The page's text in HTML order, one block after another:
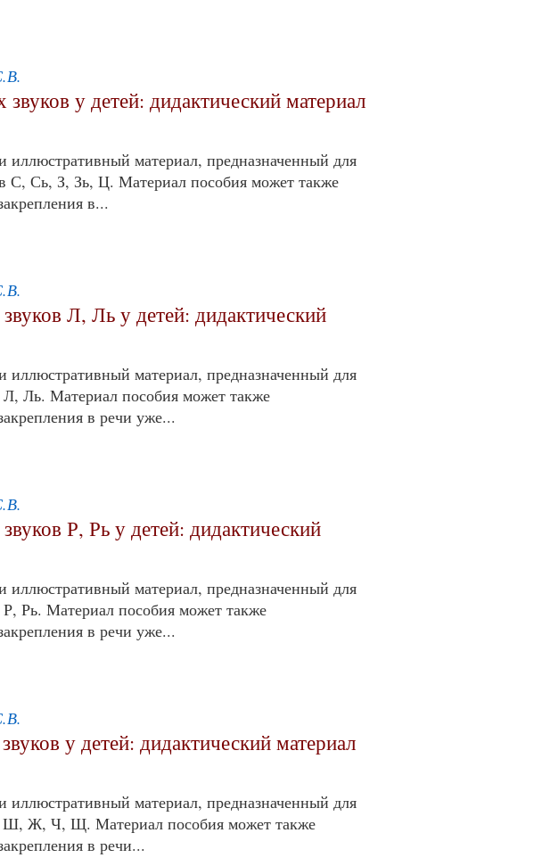
у детей: дидактический материал
иллюстративный материал, предназначенный для
С, Сь, З, Зь, Ц. Материал пособия может также
в...
Л, Ль у детей: дидактический
иллюстративный материал, предназначенный для
Л, Ль. Материал пособия может также
в речи уже...
Р, Рь у детей: дидактический
иллюстративный материал, предназначенный для
Рь. Материал пособия может также
в речи уже...
у детей: дидактический материал
иллюстративный материал, предназначенный для
Ш, Ж, Ч, Щ. Материал пособия может также
в речи...